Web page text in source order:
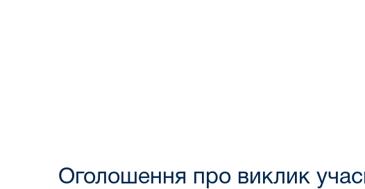
Оголошення про виклик